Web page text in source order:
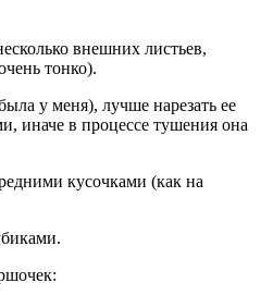
внешних листьев,
тонко).
у меня), лучше нарезать ее
иначе в процессе тушения она
кусочками (как на